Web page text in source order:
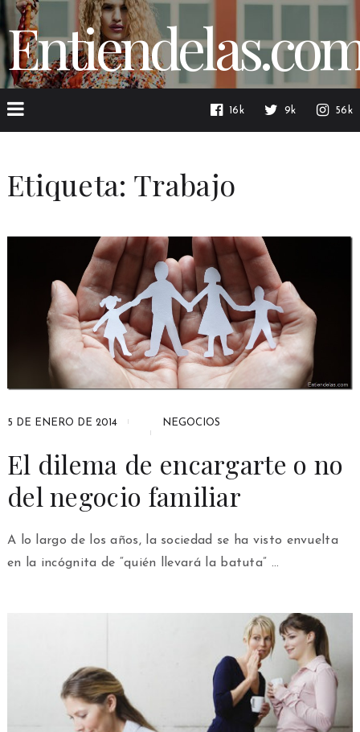
16k 9k 56k
Etiqueta: Trabajo
5 DE ENERO DE 2014 NEGOCIOS
El dilema de encargarte o no
del negocio familiar
A lo largo de los años, la sociedad se ha visto envuelta
en la incógnita de “quién llevará la batuta” …